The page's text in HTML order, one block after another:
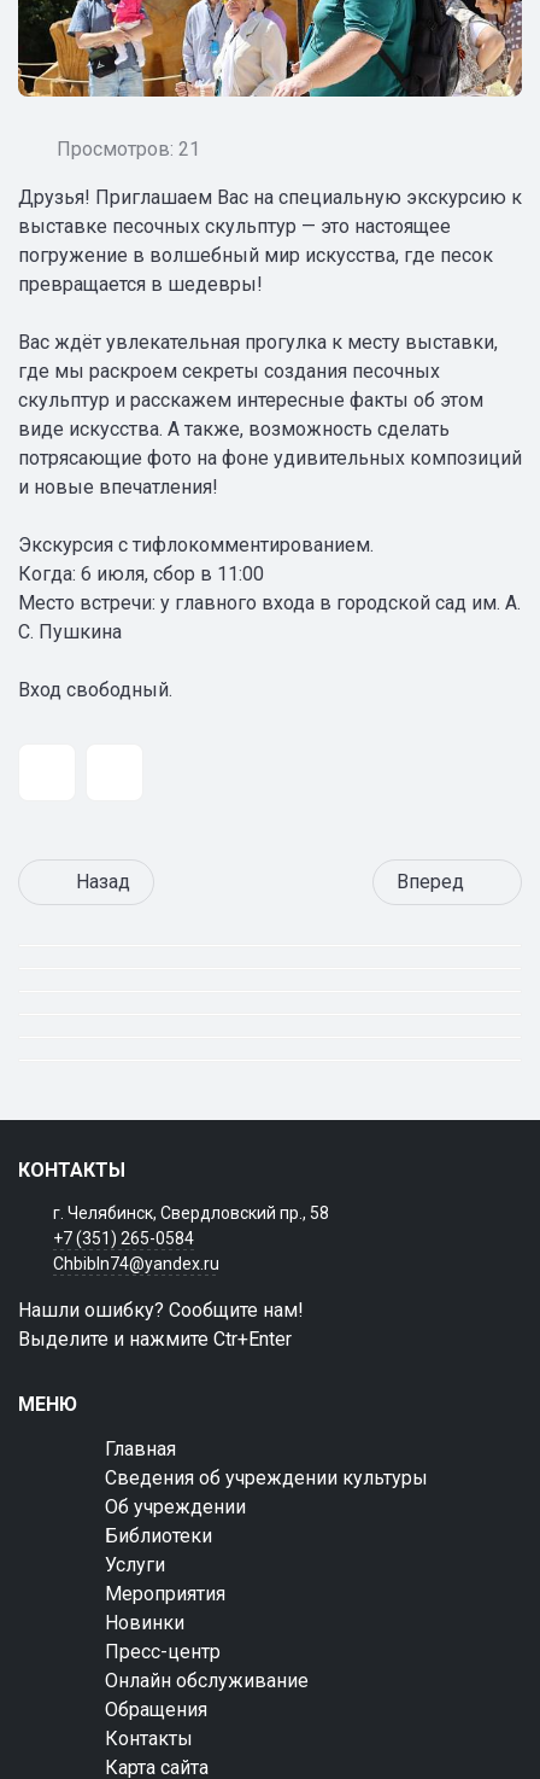
Просмотров: 21
Друзья! Приглашаем Вас на специальную экскурсию к
выставке песочных скульптур — это настоящее
погружение в волшебный мир искусства, где песок
превращается в шедевры!
Вас ждёт увлекательная прогулка к месту выставки,
где мы раскроем секреты создания песочных
скульптур и расскажем интересные факты об этом
виде искусства. А также, возможность сделать
потрясающие фото на фоне удивительных композиций
и новые впечатления!
Экскурсия с тифлокомментированием.
Когда: 6 июля, сбор в 11:00
Место встречи: у главного входа в городской сад им. А.
С. Пушкина
Вход свободный.
Назад Вперед
КОНТАКТЫ
г. Челябинск, Свердловский пр., 58
+7 (351) 265-0584
Chbibln74@yandex.ru
Нашли ошибку? Сообщите нам!
Выделите и нажмите Ctr+Enter
МЕНЮ
Главная
Сведения об учреждении культуры
Об учреждении
Библиотеки
Услуги
Мероприятия
Новинки
Пресс-центр
Онлайн обслуживание
Обращения
Контакты
Карта сайта